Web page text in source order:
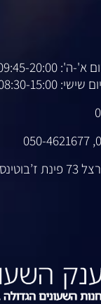
א'-ה': 09:45-20:00
יום שישי: 08:30-15:00
,
050-4621677
רמת גן